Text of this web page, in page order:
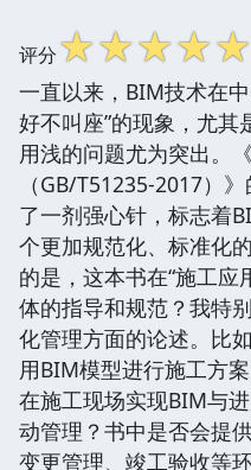
评分☆☆☆☆☆
一直以来，BIM技术在
好不叫座”的现象，尤
用浅的问题尤为突出。
（GB/T51235-2017）
了一剂强心针，标志着
个更加规范化、标准化
的是，这本书在“施工应
体的指导和规范？我特
化管理方面的论述。比
用BIM模型进行施工方
在施工现场实现BIM与
动管理？书中是否会提
变更管理、竣工验收等